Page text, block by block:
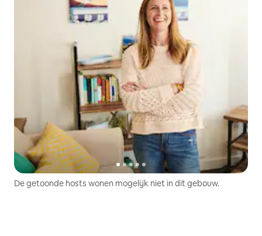
De getoonde hosts wonen mogelijk niet in dit gebouw.